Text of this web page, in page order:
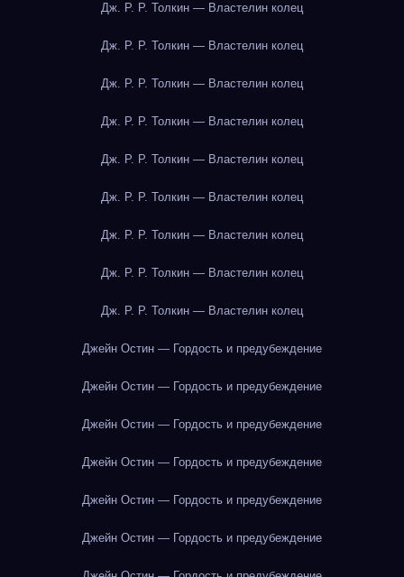
Дж. Р. Р. Толкин — Властелин колец
Дж. Р. Р. Толкин — Властелин колец
Дж. Р. Р. Толкин — Властелин колец
Дж. Р. Р. Толкин — Властелин колец
Дж. Р. Р. Толкин — Властелин колец
Дж. Р. Р. Толкин — Властелин колец
Дж. Р. Р. Толкин — Властелин колец
Дж. Р. Р. Толкин — Властелин колец
Дж. Р. Р. Толкин — Властелин колец
Джейн Остин — Гордость и предубеждение
Джейн Остин — Гордость и предубеждение
Джейн Остин — Гордость и предубеждение
Джейн Остин — Гордость и предубеждение
Джейн Остин — Гордость и предубеждение
Джейн Остин — Гордость и предубеждение